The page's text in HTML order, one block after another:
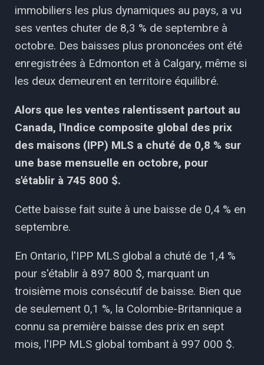
immobiliers les plus dynamiques au pays, a vu
ses ventes chuter de 8,3 % de septembre à
octobre. Des baisses plus prononcées ont été
enregistrées à Edmonton et à Calgary, même si
les deux demeurent en territoire équilibré.
Alors que les ventes ralentissent partout au
Canada, l'Indice composite global des prix
des maisons (IPP) MLS a chuté de 0,8 % sur
une base mensuelle en octobre, pour
s'établir à 745 800 $.
Cette baisse fait suite à une baisse de 0,4 % en
septembre.
En Ontario, l'IPP MLS global a chuté de 1,4 %
pour s'établir à 897 800 $, marquant un
troisième mois consécutif de baisse. Bien que
de seulement 0,1 %, la Colombie-Britannique a
connu sa première baisse des prix en sept
mois, l'IPP MLS global tombant à 997 000 $.